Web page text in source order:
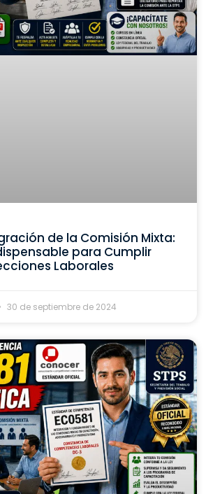
de la Comisión Mixta:
para Cumplir
Laborales
30 de septiembre de 2024